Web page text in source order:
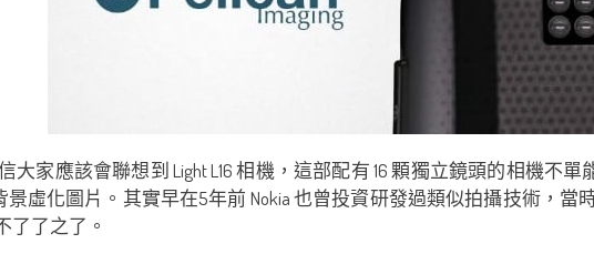
大家應該會聯想到 Light L16 相機，這部配有 16 顆獨立鏡頭的相機不
虛化圖片。其實早在5年前 Nokia 也曾投資研發過類似拍攝技術，當
了了之了。